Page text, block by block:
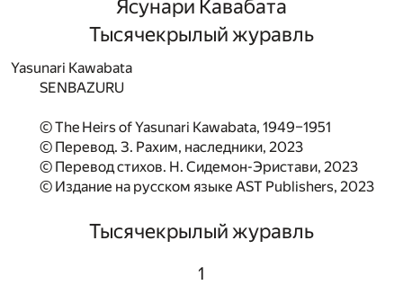
Ясунари Кавабата
Тысячекрылый журавль
Yasunari Kawabata
SENBAZURU
© The Heirs of Yasunari Kawabata, 1949–1951
© Перевод. З. Рахим, наследники, 2023
© Перевод стихов. Н. Сидемон-Эристави, 2023
© Издание на русском языке AST Publishers, 2023
Тысячекрылый журавль
1